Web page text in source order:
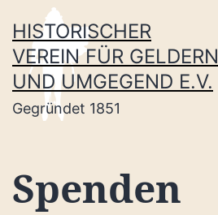
Inhalt
springen
HISTORISCHER
VEREIN FÜR GELDERN
UND UMGEGEND E.V.
Gegründet 1851
Spenden